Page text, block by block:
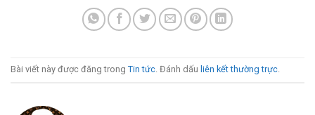
Bài viết này được đăng trong Tin tức . Đánh dấu liên kết thường trực